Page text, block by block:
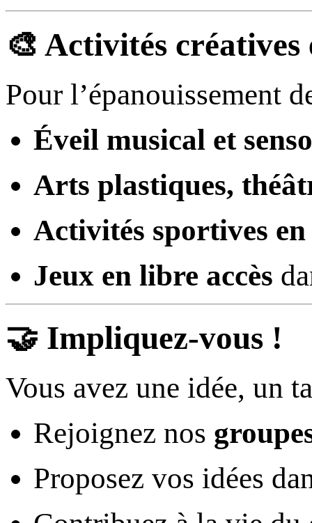
🎨 Activités créatives
Pour l’épanouissement
Éveil musical et
Arts plastiques,
Activités sportives
Jeux en libre accès
🤝 Impliquez-vous !
Vous avez une idée, un
Rejoignez nos
Proposez vos idées